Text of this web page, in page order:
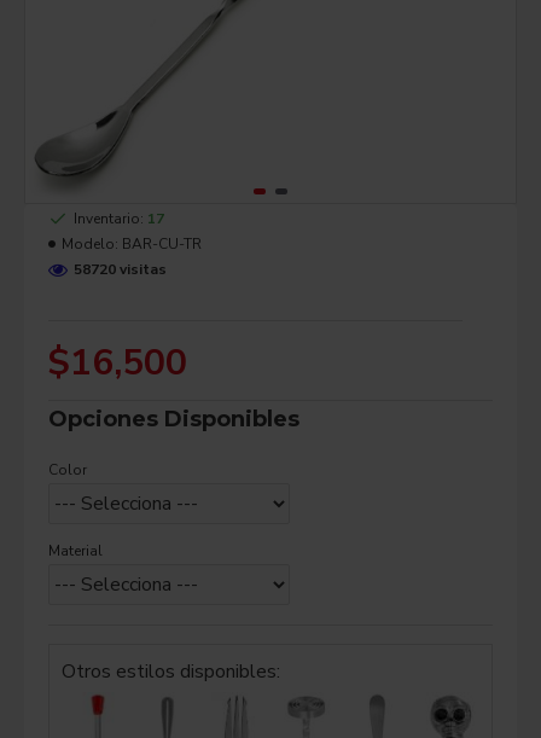
$16,500
Inventario: 17
Modelo: BAR-CU-TR
58720 visitas
Opciones Disponibles
Color
Material
Otros estilos disponibles: